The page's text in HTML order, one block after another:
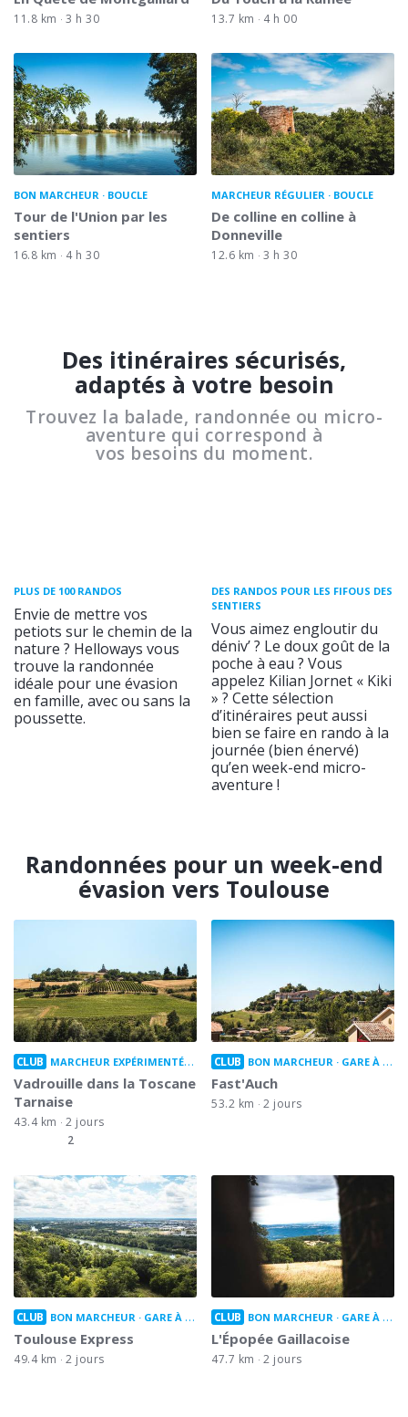
11.8 km 3 h 30 13.7 km 4 h 00
BON MARCHEUR BOUCLE
Tour de l'Union par les
sentiers
16.8 km 4 h 30
MARCHEUR RÉGULIER BOUCLE
De colline en colline à
Donneville
12.6 km 3 h 30
Des itinéraires sécurisés,
adaptés à votre besoin
Trouvez la balade, randonnée ou micro-
aventure qui correspond à
vos besoins du moment.
PLUS DE 100 RANDOS
Envie de mettre vos
petiots sur le chemin de la
nature ? Helloways vous
trouve la randonnée
idéale pour une évasion
en famille, avec ou sans la
poussette.
DES RANDOS POUR LES FIFOUS DES
SENTIERS
Vous aimez engloutir du
déniv’ ? Le doux goût de la
poche à eau ? Vous
appelez Kilian Jornet « Kiki
» ? Cette sélection
d’itinéraires peut aussi
bien se faire en rando à la
journée (bien énervé)
qu’en week-end micro-
aventure !
Randonnées pour un week-end
évasion vers Toulouse
CLUB MARCHEUR EXPÉRIMENTÉ GARE À GARE
Vadrouille dans la Toscane
Tarnaise
43.4 km
2 jours
2
CLUB BON MARCHEUR GARE À GARE
Fast'Auch
53.2 km 2 jours
CLUB BON MARCHEUR GARE À GARE
Toulouse Express
49.4 km 2 jours
CLUB BON MARCHEUR GARE À GARE
L'Épopée Gaillacoise
47.7 km 2 jours